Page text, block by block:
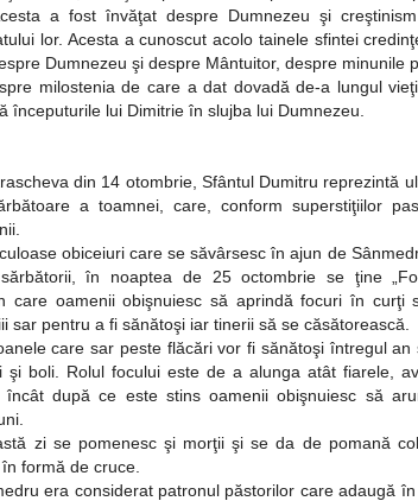
a fost învăţat despre Dumnezeu şi
lor. Acesta a cunoscut acolo tainele sfintei
Dumnezeu şi despre Mântuitor, despre minunile
milostenia de care a dat dovadă de-a lungul
începuturile lui Dimitrie în slujba lui Dumnezeu.
din 14 otombrie, Sfântul Dumitru reprezintă
a toamnei, care, conform superstiţiilor
obiceiuri care se săvârsesc în ajun de
în noaptea de 25 octombrie se ţine
care oamenii obişnuiesc să aprindă focuri în curţi
sar pentru a fi sănătoşi iar tinerii să se căsătorească.
care sar peste flăcări vor fi sănătoşi întregul an
şi boli. Rolul focului este de a alunga atât fiarele,
încât după ce este stins oamenii obişnuiesc să
zi se pomenesc şi morţii şi se da de pomană
formă de cruce.
era considerat patronul păstorilor care adaugă